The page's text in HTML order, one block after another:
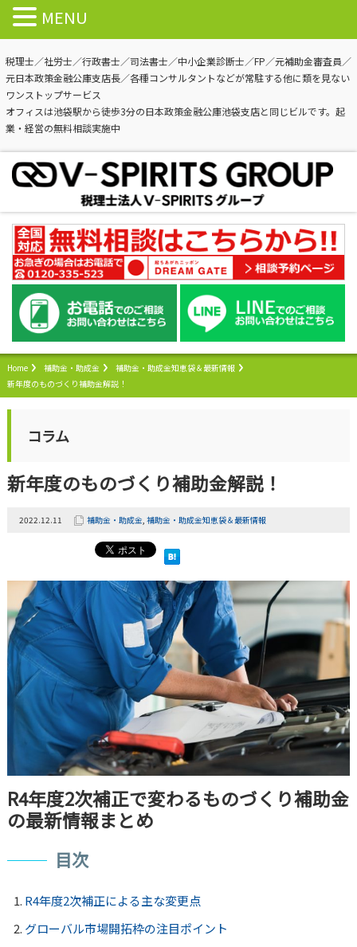
税理士／社労士／行政書士／司法書士／中小企業診断士／FP／元補助金審査員／
元日本政策金融公庫支店長／各種コンサルタントなどが常駐する他に類を見ない
ワンストップサービス
オフィスは池袋駅から徒歩3分の日本政策金融公庫池袋支店と同じビルです。起
業・経営の無料相談実施中
Home 補助金・助成金
補助金・助成金知恵袋＆最新情報
新年度のものづくり補助金解説！
コラム
新年度のものづくり補助金解説！
2022.12.11 補助金・助成金 補助金・助成金知恵袋＆最新情報
R4年度2次補正で変わるものづくり補助金
の最新情報まとめ
目次
R4年度2次補正による主な変更点
グローバル市場開拓枠の注目ポイント
MENU